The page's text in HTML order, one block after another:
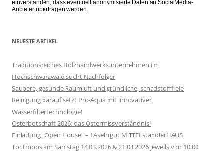
einverstanden, dass eventuell anonymisierte Daten an SocialMedia-
Anbieter übertragen werden.
NEUESTE ARTIKEL
Traditionsreiches Holzhandwerksunternehmen im
Hochschwarzwald sucht Nachfolger
Saubere, gesunde Raumluft und gründliche, schadstofffreie
Reinigung darauf setzt Pro-Aqua mit innovativer
Wasserfiltertechnologie!
Osterbotschaft 2026: das Ostermissverständnis!
Einladung „Open House“ – 1Asehrgut MiTTELständlerHAUS
Todtmoos am Samstag 14.03.2026 & 21.03.2026 jeweils von 10:00